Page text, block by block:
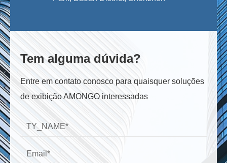
Tem alguma dúvida?
Entre em contato conosco para quaisquer soluções
de exibição AMONGO interessadas